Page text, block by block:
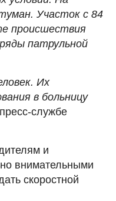
Участок с 84
происшествия
патрульной
Их
в больницу
службе
и
внимательными
скоростной